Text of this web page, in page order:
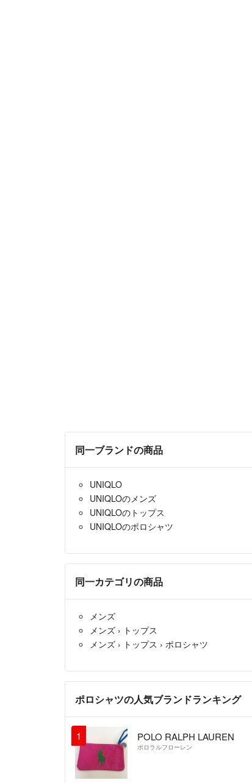
同一ブランドの商品
UNIQLO
UNIQLOのメンズ
UNIQLOのトップス
UNIQLOのポロシャツ
同一カテゴリの商品
メンズ
メンズ › トップス
メンズ › トップス › ポロシャツ
ポロシャツの人気ブランドランキング
1 POLO RALPH LAUREN
ポロラルフローレン